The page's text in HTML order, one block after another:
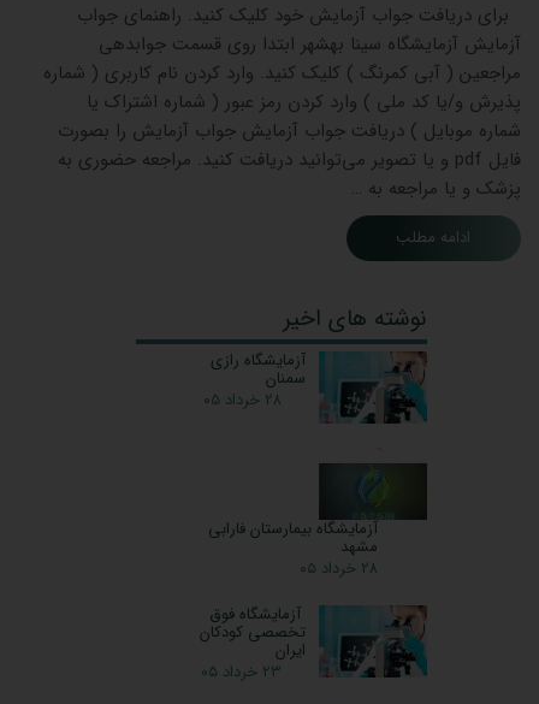
برای دریافت جواب آزمایش خود کلیک کنید. راهنمای جواب
آزمایش آزمایشگاه سینا بهشهر ابتدا روی قسمت جوابدهی
مراجعین ( آبی کمرنگ ) کلیک کنید. وارد کردن نام کاربری ( شماره
پذیرش و/یا کد ملی ) وارد کردن رمز عبور ( شماره اشتراک یا
شماره موبایل ) دریافت جواب آزمایش جواب آزمایش را بصورت
فایل pdf و یا تصویر می‌توانید دریافت کنید. مراجعه حضوری به
پزشک و یا مراجعه به …
ادامه مطلب
نوشته های اخیر
آزمایشگاه رازی
سمنان
۲۸ خرداد ۰۵
آزمایشگاه بیمارستان فارابی
مشهد
۲۸ خرداد ۰۵
آزمایشگاه فوق
تخصصی کودکان
ایران
۲۳ خرداد ۰۵